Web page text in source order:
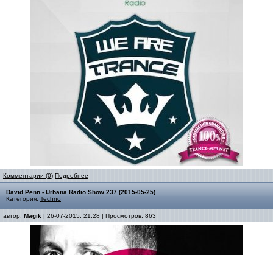
Комментарии (0) Подробнее
David Penn - Urbana Radio Show 237 (2015-05-25)
Категория: Techno
автор: Magik | 26-07-2015, 21:28 | Просмотров: 863